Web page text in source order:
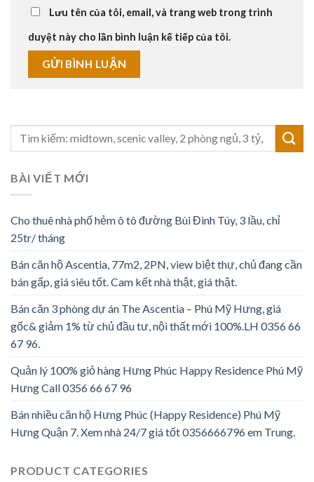
Lưu tên của tôi, email, và trang web trong trình
duyệt này cho lần bình luận kế tiếp của tôi.
BÀI VIẾT MỚI
Cho thuê nhà phố hẻm ô tô đường Bùi Đình Túy, 3 lầu, chỉ
25tr/ tháng
Bán căn hộ Ascentia, 77m2, 2PN, view biệt thự, chủ đang cần
bán gấp, giá siêu tốt. Cam kết nhà thật, giá thật.
Bán căn 3 phòng dự án The Ascentia – Phú Mỹ Hưng, giá
gốc& giảm 1% từ chủ đầu tư, nội thất mới 100%.LH 0356 66
67 96.
Quản lý 100% giỏ hàng Hưng Phúc Happy Residence Phú Mỹ
Hưng Call 0356 66 67 96
Bán nhiều căn hộ Hưng Phúc (Happy Residence) Phú Mỹ
Hưng Quận 7. Xem nhà 24/7 giá tốt 0356666796 em Trung.
PRODUCT CATEGORIES